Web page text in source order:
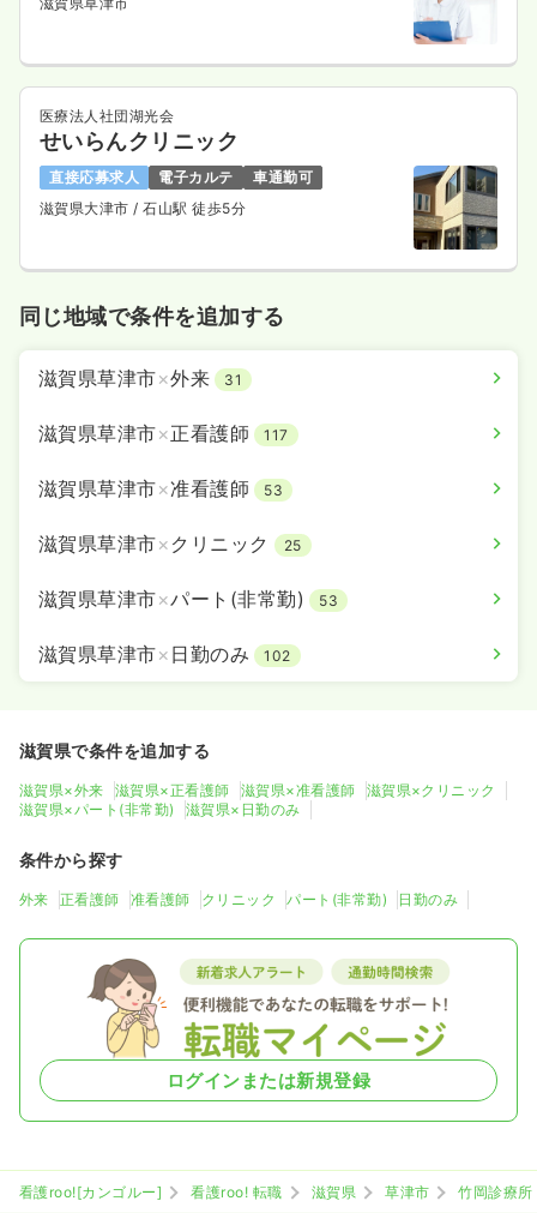
医療法人社団湖光会
せいらんクリニック
直接応募求人 電子カルテ
車通勤可
滋賀県大津市/ 石山駅 徒歩5分
同じ地域で条件を追加する
滋賀県草津市×外来 31
滋賀県草津市×正看護師 117
滋賀県草津市×准看護師 53
滋賀県草津市× クリニック 25
滋賀県草津市×パート(非常勤) 53
滋賀県草津市× 日勤のみ 102
滋賀県で条件を追加する
滋賀県×外来 滋賀県×正看護師 滋賀県×准看護師
滋賀県×クリニック
滋賀県×パート(非常勤)
滋賀県×日勤のみ
条件から探す
外来 正看護師 准看護師 クリニック パート(非常勤) 日勤のみ
ログインまたは新規登録
看護roo![カンゴルー] 看護roo! 転職 滋賀県 草津市
竹岡診療所